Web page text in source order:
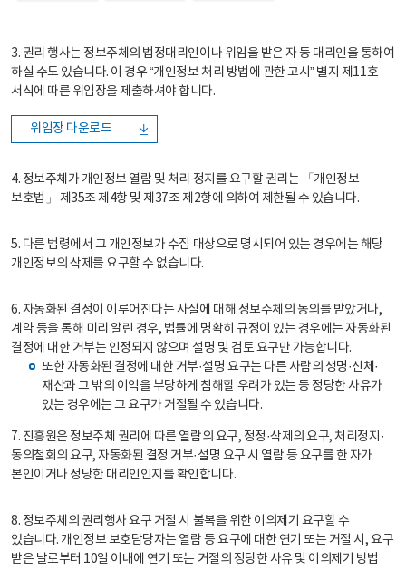
3. 권리 행사는 정보주체의 법정대리인이나 위임을 받은 자 등 대리인을 통하여
하실 수도 있습니다. 이 경우 “개인정보 처리 방법에 관한 고시” 별지 제11호
서식에 따른 위임장을 제출하셔야 합니다.
위임장 다운로드
4. 정보주체가 개인정보 열람 및 처리 정지를 요구할 권리는 「개인정보
보호법」 제35조 제4항 및 제37조 제2항에 의하여 제한될 수 있습니다.
5. 다른 법령에서 그 개인정보가 수집 대상으로 명시되어 있는 경우에는 해당
개인정보의 삭제를 요구할 수 없습니다.
6. 자동화된 결정이 이루어진다는 사실에 대해 정보주체의 동의를 받았거나,
계약 등을 통해 미리 알린 경우, 법률에 명확히 규정이 있는 경우에는 자동화된
결정에 대한 거부는 인정되지 않으며 설명 및 검토 요구만 가능합니다.
또한 자동화된 결정에 대한 거부·설명 요구는 다른 사람의 생명·신체·
재산과 그 밖의 이익을 부당하게 침해할 우려가 있는 등 정당한 사유가
있는 경우에는 그 요구가 거절될 수 있습니다.
7. 진흥원은 정보주체 권리에 따른 열람의 요구, 정정·삭제의 요구, 처리정지·
동의철회의 요구, 자동화된 결정 거부·설명 요구 시 열람 등 요구를 한 자가
본인이거나 정당한 대리인인지를 확인합니다.
8. 정보주체의 권리행사 요구 거절 시 불복을 위한 이의제기 요구할 수
있습니다. 개인정보 보호담당자는 열람 등 요구에 대한 연기 또는 거절 시, 요구
받은 날로부터 10일 이내에 연기 또는 거절의 정당한 사유 및 이의제기 방법